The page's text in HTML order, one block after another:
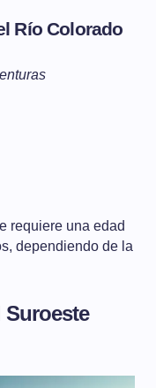
Río Colorado
requiere una edad
dependiendo de la
Suroeste